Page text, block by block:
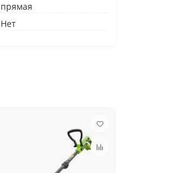
прямая
Нет